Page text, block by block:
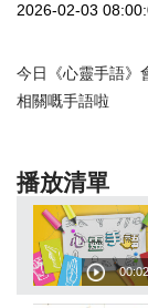
2026-02-03
今日《心靈手語》
相關嘅手語啦
播放清單